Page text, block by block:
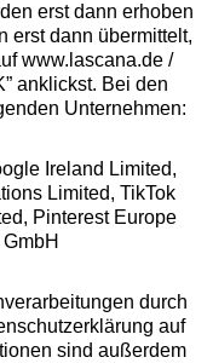
erst dann erhoben
erst dann übermittelt,
www.lascana.de /
anklickst. Bei den
Unternehmen:
Ireland Limited,
Limited, TikTok
Pinterest Europe
durch
auf
sind außerdem